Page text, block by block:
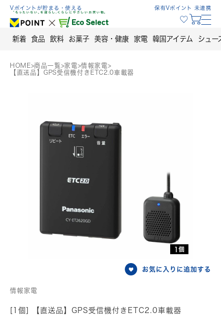
Skip
content
Vポイントが貯まる・使える 保有Vポイント 未連携
新着 食品 飲料 お菓子 美容・健康 家電 韓国アイテム シュー
HOME>商品一覧>家電>情報家電>
【直送品】GPS受信機付きETC2.0車載器
1個
お気に入りに追加する
情報家電
[1個] 【直送品】GPS受信機付きETC2.0車載器